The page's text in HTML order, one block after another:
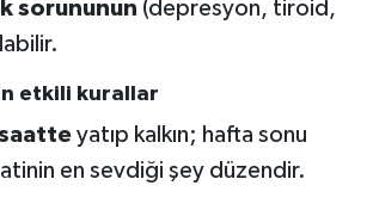
sorununun (depresyon, tiroid,
etkili kurallar
saatteyatıp kalkın; hafta sonu
en sevdiği şey düzendir.